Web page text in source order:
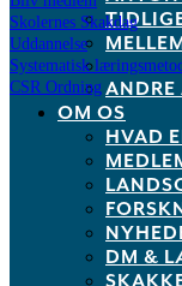
ANDRE
OM OS
HVAD
DM &
Skolernes Skakdag
Uddannelse
Systematisk
CSR Ordning
Skakshoppen.dk
Mit.skoleskak.dk
Skakskolen.dk